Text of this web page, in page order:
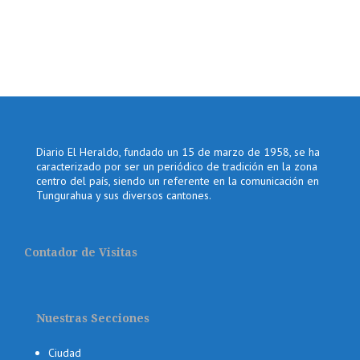
Diario El Heraldo, fundado un 15 de marzo de 1958, se ha
caracterizado por ser un periódico de tradición en la zona
centro del país, siendo un referente en la comunicación en
Tungurahua y sus diversos cantones.
Contador de Visitas
Nuestras Secciones
Ciudad